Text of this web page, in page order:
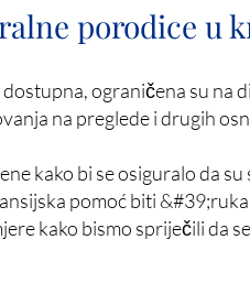
porodice u
ograničena su
na preglede i drugih
kako bi se osiguralo da
pomoć biti
kako bismo spriječili da